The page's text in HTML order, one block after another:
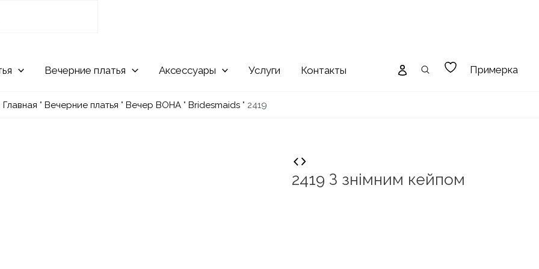
Вечерние Аксессуары Услуги Контакты Примерка
Главная " Вечерние платья " Вечер ВОНА" Bridesmaids" 2419
2419 З знімним кейпом